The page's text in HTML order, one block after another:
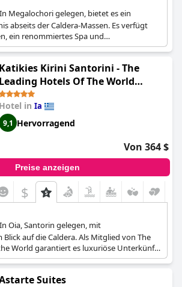
In Megalochori gelegen, bietet es ein
abseits der Caldera-Massen. Es verfügt
ein renommiertes Spa und
in traditionellem
bietet eine Mischung aus Luxus und
Charme.
Katikies Kirini Santorini - The
Leading Hotels Of The World
Santorini - Gea House -
The Leading Hotels Of The World)
Hotel in Ia
9,1 Hervorragend
Von 364 $
Preise anzeigen
$
In Oia, Santorin gelegen, mit
auf die Caldera. Als Mitglied von The
World garantiert es luxuriöse Unterkünfte
Service. Verfügt über Infinity-Pools,
und eine romantische Umgebung.
Suites